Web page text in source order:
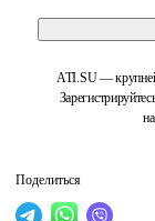
ATI.SU —
Поделиться